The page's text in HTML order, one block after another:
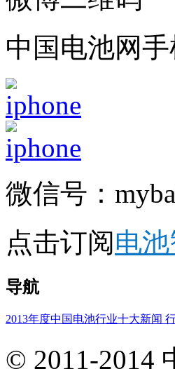
微信号：
点击订阅
电
2013年度中国电池行业十大新闻
©2011-2014
产品服务|隐